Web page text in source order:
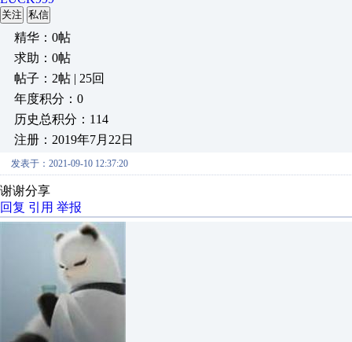
关注 私信
精华：0帖
求助：0帖
帖子：2帖 | 25回
年度积分：0
历史总积分：114
注册：2019年7月22日
发表于：2021-09-10 12:37:20
谢谢分享
回复 引用 举报